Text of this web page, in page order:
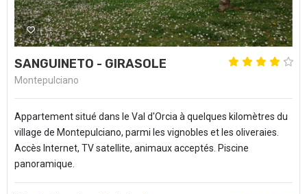
SANGUINETO - GIRASOLE
Montepulciano
Appartement situé dans le Val d'Orcia à quelques kilomètres du
village de Montepulciano, parmi les vignobles et les oliveraies.
Accès Internet, TV satellite, animaux acceptés. Piscine
panoramique.